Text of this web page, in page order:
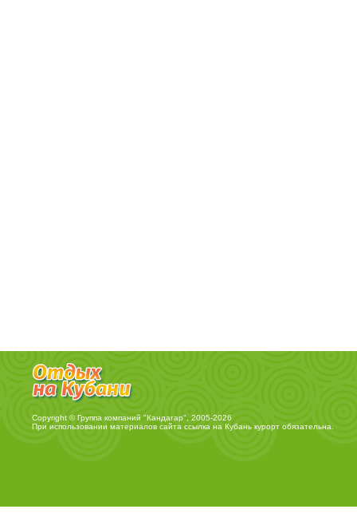
Copyright © Группа компаний "Кандагар", 2005-2026
При использовании материалов сайта ссылка на Кубань курортобязательна.